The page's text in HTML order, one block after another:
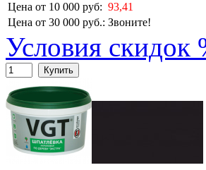
Цена от 10 000 руб: 93,41
Цена от 30 000 руб.: Звоните!
Условия скидок
Купить